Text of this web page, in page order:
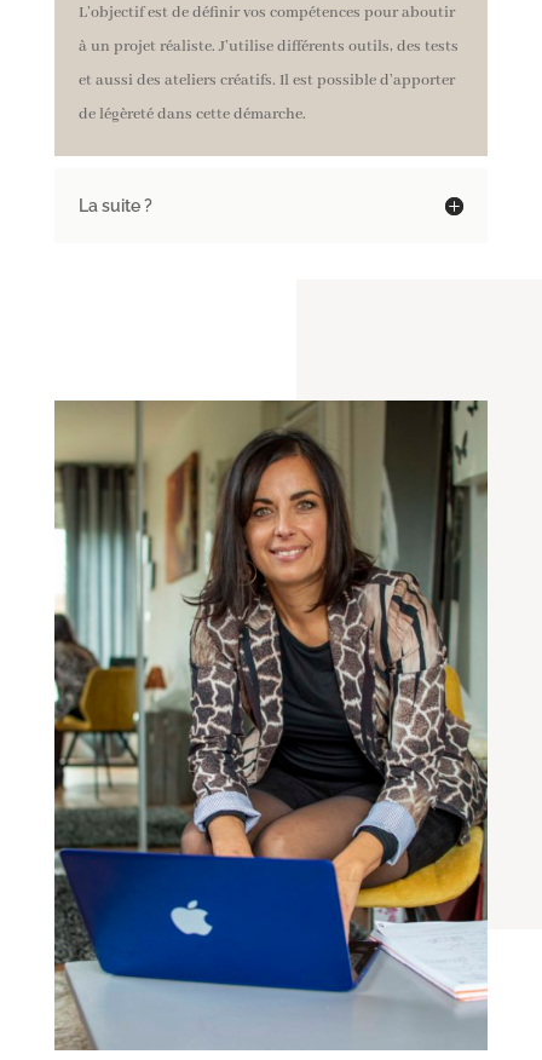
L’objectif est de définir vos compétences pour aboutir
à un projet réaliste. J’utilise différents outils, des tests
et aussi des ateliers créatifs. Il est possible d’apporter
de légèreté dans cette démarche.
La suite ?